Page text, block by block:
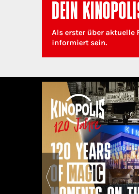
DEIN
Als erster über aktuelle
informiert sein.